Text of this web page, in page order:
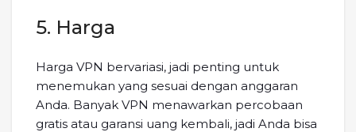
5. Harga
Harga VPN bervariasi, jadi penting untuk
menemukan yang sesuai dengan anggaran
Anda. Banyak VPN menawarkan percobaan
gratis atau garansi uang kembali, jadi Anda bisa